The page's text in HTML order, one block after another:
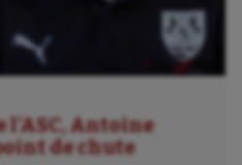
l’ASC, Antoine
de chute